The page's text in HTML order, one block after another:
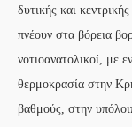
δυτικής και
πνέουν στα βόρεια
νοτιοανατολικοί, με
θερμοκρασία στην
βαθμούς, στην